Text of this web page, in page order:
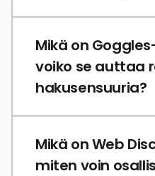
Mikä on
voiko se auttaa
hakusensuuria?
Mikä on Web
miten voin